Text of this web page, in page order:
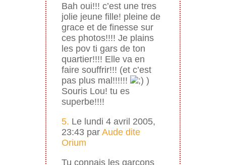
Bah oui!!! c’est une tres
jolie jeune fille! pleine de
grace et de finesse sur
ces photos!!!! Je plains
les pov ti gars de ton
quartier!!!! Elle va en
faire souffrir!!! (et c’est
pas plus mal!!!!!!
)
Souris Lou! tu es
superbe!!!!
5. Le lundi 4 avril 2005,
23:43 par Aude dite
Orium
Tu connais les garcons